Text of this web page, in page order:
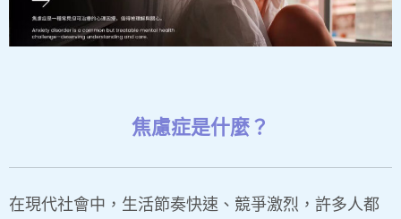
焦慮症是什麼？
在現代社會中，生活節奏快速、競爭激烈，許多人都